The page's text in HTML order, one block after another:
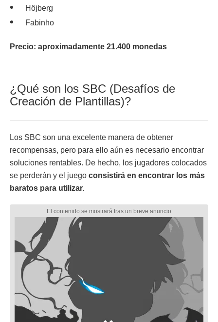
Höjberg
Fabinho
Precio: aproximadamente 21.400 monedas
¿Qué son los SBC (Desafíos de
Creación de Plantillas)?
Los SBC son una excelente manera de obtener
recompensas, pero para ello aún es necesario encontrar
soluciones rentables. De hecho, los jugadores colocados
se perderán y el juego consistirá en encontrar los más
baratos para utilizar.